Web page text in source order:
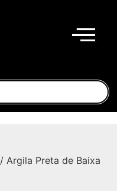
/ Argila Preta de Baixa